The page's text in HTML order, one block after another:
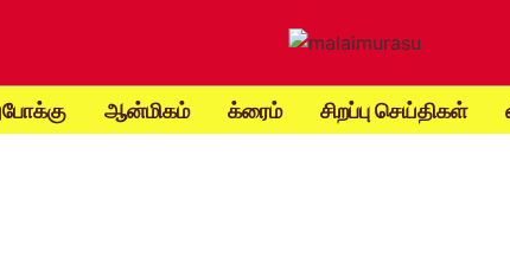
ஆன்மிகம் க்ரைம் சிறப்பு செய்திகள்